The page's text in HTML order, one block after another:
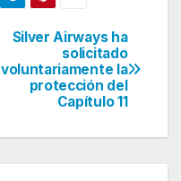
Silver Airways ha
solicitado
voluntariamente la
protección del
Capítulo 11